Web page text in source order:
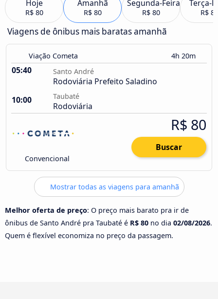
Hoje
R$ 80
Amanhã
R$ 80
Segunda-Feira
R$ 80
Terça-
R$ 80
Viagens de ônibus mais baratas amanhã
Viação Cometa 4h 20m
05:40 Santo André
Rodoviária Prefeito Saladino
10:00
Taubaté
Rodoviária
Convencional
R$ 80
Buscar
Mostrar todas as viagens para amanhã
Melhor oferta de preço: O preço mais barato pra ir de
ônibus de Santo André pra Taubaté é R$ 80 no dia 02/08/2026.
Quem é flexível economiza no preço da passagem.